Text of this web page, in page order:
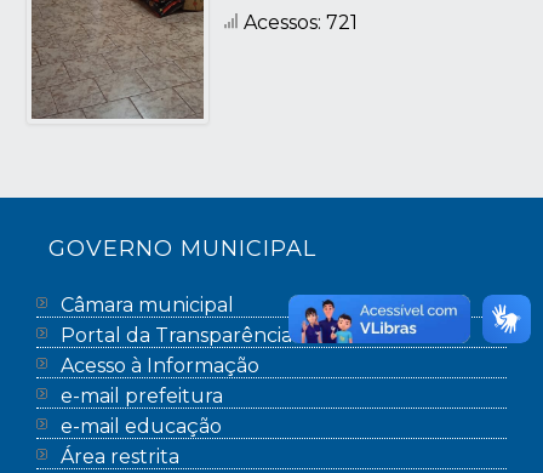
Acessos: 721
GOVERNO MUNICIPAL
Câmara municipal
Portal da Transparência
Acesso à Informação
e-mail prefeitura
e-mail educação
Área restrita